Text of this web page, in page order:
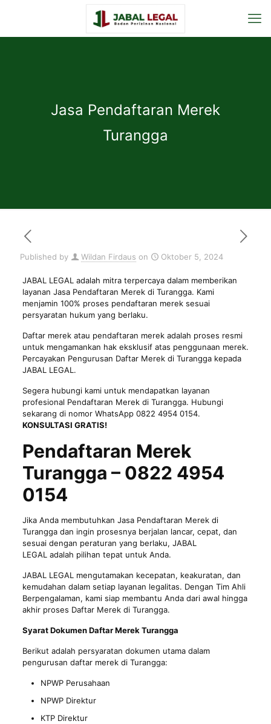
Jasa Pendaftaran Merek
Turangga
Published by Wildan Firdaus on Oktober 5, 2024
JABAL LEGAL adalah mitra terpercaya dalam memberikan
layanan Jasa Pendaftaran Merek di Turangga. Kami
menjamin 100% proses pendaftaran merek sesuai
persyaratan hukum yang berlaku.
Daftar merek atau pendaftaran merekadalah proses resmi
untuk mengamankan hak eksklusif atas penggunaan merek.
Percayakan Pengurusan Daftar Merek di Turangga kepada
JABAL LEGAL.
Segera hubungi kami untuk mendapatkan layanan
profesional Pendaftaran Merek di Turangga. Hubungi
sekarang di nomor WhatsApp 0822 4954 0154.
KONSULTASI GRATIS!
Pendaftaran Merek
Turangga – 0822 4954
0154
Jika Anda membutuhkan Jasa Pendaftaran Merek di
Turangga dan ingin prosesnya berjalan lancar, cepat, dan
sesuai dengan peraturan yang berlaku, JABAL
LEGAL adalah pilihan tepat untuk Anda.
JABAL LEGAL mengutamakan kecepatan, keakuratan, dan
kemudahan dalam setiap layanan legalitas. Dengan Tim Ahli
Berpengalaman, kami siap membantu Anda dari awal hingga
akhir proses Daftar Merek di Turangga.
Syarat Dokumen Daftar Merek Turangga
Berikut adalah persyaratan dokumen utama dalam
pengurusan daftar merek di Turangga:
NPWP Perusahaan
NPWP Direktur
KTP Direktur